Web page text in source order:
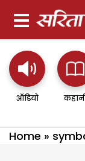
ऑडियो
Home »